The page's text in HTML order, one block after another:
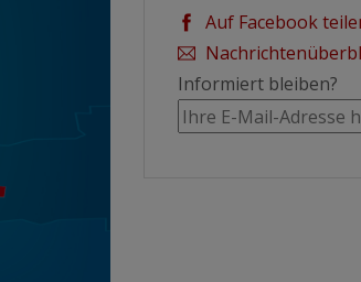
Auf Facebook
Informiert bleiben?